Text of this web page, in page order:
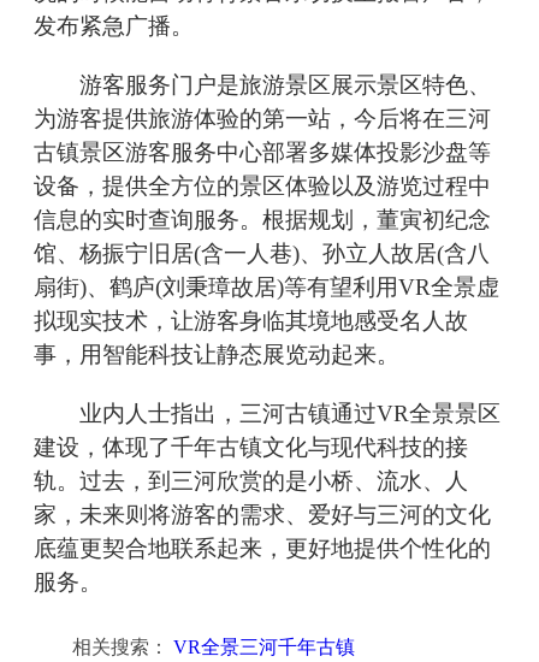
发布紧急广播。
游客服务门户是旅游景区展示景区特色、
为游客提供旅游体验的第一站，今后将在三河
古镇景区游客服务中心部署多媒体投影沙盘等
设备，提供全方位的景区体验以及游览过程中
信息的实时查询服务。根据规划，董寅初纪念
馆、杨振宁旧居(含一人巷)、孙立人故居(含八
扇街)、鹤庐(刘秉璋故居)等有望利用VR全景虚
拟现实技术，让游客身临其境地感受名人故
事，用智能科技让静态展览动起来。
业内人士指出，三河古镇通过VR全景景区
建设，体现了千年古镇文化与现代科技的接
轨。过去，到三河欣赏的是小桥、流水、人
家，未来则将游客的需求、爱好与三河的文化
底蕴更契合地联系起来，更好地提供个性化的
服务。
相关搜索： VR全景三河千年古镇